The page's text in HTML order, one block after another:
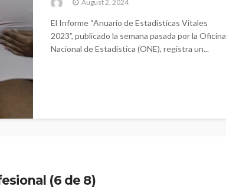
August 2, 2024
El Informe “Anuario de Estadísticas Vitales
2023”, publicado la semana pasada por la Oficina
Nacional de Estadística (ONE), registra un...
(6 de 8)